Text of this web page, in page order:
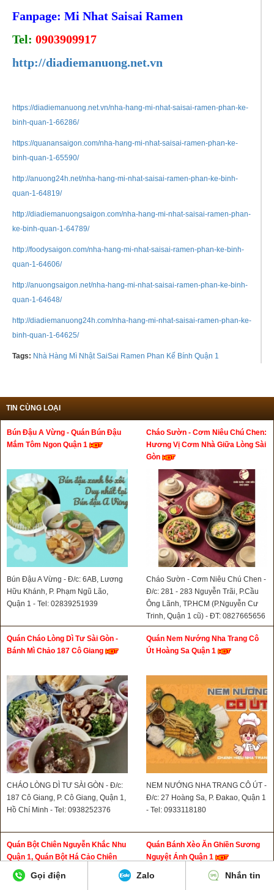
Fanpage: Mi Nhat Saisai Ramen
Tel: 0903909917
http://diadiemanuong.net.vn
https://diadiemanuong.net.vn/nha-hang-mi-nhat-saisai-ramen-phan-ke-
binh-quan-1-66286/
https://quanansaigon.com/nha-hang-mi-nhat-saisai-ramen-phan-ke-
binh-quan-1-65590/
http://anuong24h.net/nha-hang-mi-nhat-saisai-ramen-phan-ke-binh-
quan-1-64819/
http://diadiemanuongsaigon.com/nha-hang-mi-nhat-saisai-ramen-phan-
ke-binh-quan-1-64789/
http://foodysaigon.com/nha-hang-mi-nhat-saisai-ramen-phan-ke-binh-
quan-1-64606/
http://anuongsaigon.net/nha-hang-mi-nhat-saisai-ramen-phan-ke-binh-
quan-1-64648/
http://diadiemanuong24h.com/nha-hang-mi-nhat-saisai-ramen-phan-ke-
binh-quan-1-64625/
Tags: Nhà Hàng Mì Nhật SaiSai Ramen Phan Kế Bính Quận 1
TIN CÙNG LOẠI
Bún Đậu A Vừng - Quán Bún Đậu
Mắm Tôm Ngon Quận 1
Bún Đậu A Vừng - Đ/c: 6AB, Lương
Hữu Khánh, P. Phạm Ngũ Lão,
Quận 1 - Tel: 02839251939
Cháo Sườn - Cơm Niêu Chú Chen:
Hương Vị Cơm Nhà Giữa Lòng Sài
Gòn
Cháo Sườn - Cơm Niêu Chú Chen -
Đ/c: 281 - 283 Nguyễn Trãi, P.Cầu
Ông Lãnh, TP.HCM (P.Nguyễn Cư
Trinh, Quận 1 cũ) - ĐT: 0827665656
Quán Cháo Lòng Dì Tư Sài Gòn -
Bánh Mì Chảo 187 Cô Giang
CHÁO LÒNG DÌ TƯ SÀI GÒN - Đ/c:
187 Cô Giang, P. Cô Giang, Quận 1,
Hồ Chí Minh - Tel: 0938252376
Quán Nem Nướng Nha Trang Cô
Út Hoàng Sa Quận 1
NEM NƯỚNG NHA TRANG CÔ ÚT -
Đ/c: 27 Hoàng Sa, P. Đakao, Quận 1
- Tel: 0933118180
Quán Bột Chiên Nguyễn Khắc Nhu
Quận 1, Quán Bột Há Cảo Chiên
Nguyễn Khắc Nhu Quận 1
Quán Bánh Xèo Ăn Ghiền Sương
Nguyệt Ánh Quận 1
Gọi điện Zalo Nhắn tin